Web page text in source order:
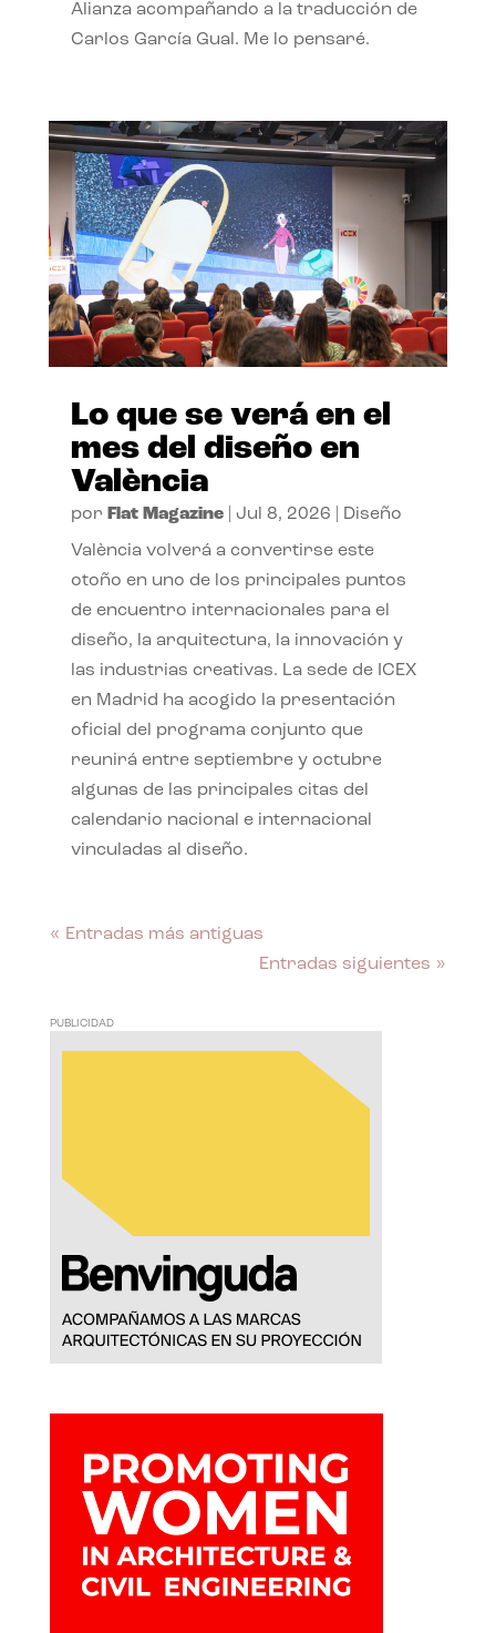
Alianza acompañando a la traducción de
Carlos García Gual. Me lo pensaré.
Lo que se verá en el
mes del diseño en
València
por Flat Magazine| Jul 8, 2026 Diseño
València volverá a convertirse este
otoño en uno de los principales puntos
de encuentro internacionales para el
diseño, la arquitectura, la innovación y
las industrias creativas. La sede de ICEX
en Madrid ha acogido la presentación
oficial del programa conjunto que
reunirá entre septiembre y octubre
algunas de las principales citas del
calendario nacional e internacional
vinculadas al diseño.
« Entradas más antiguas
Entradas siguientes »
PUBLICIDAD